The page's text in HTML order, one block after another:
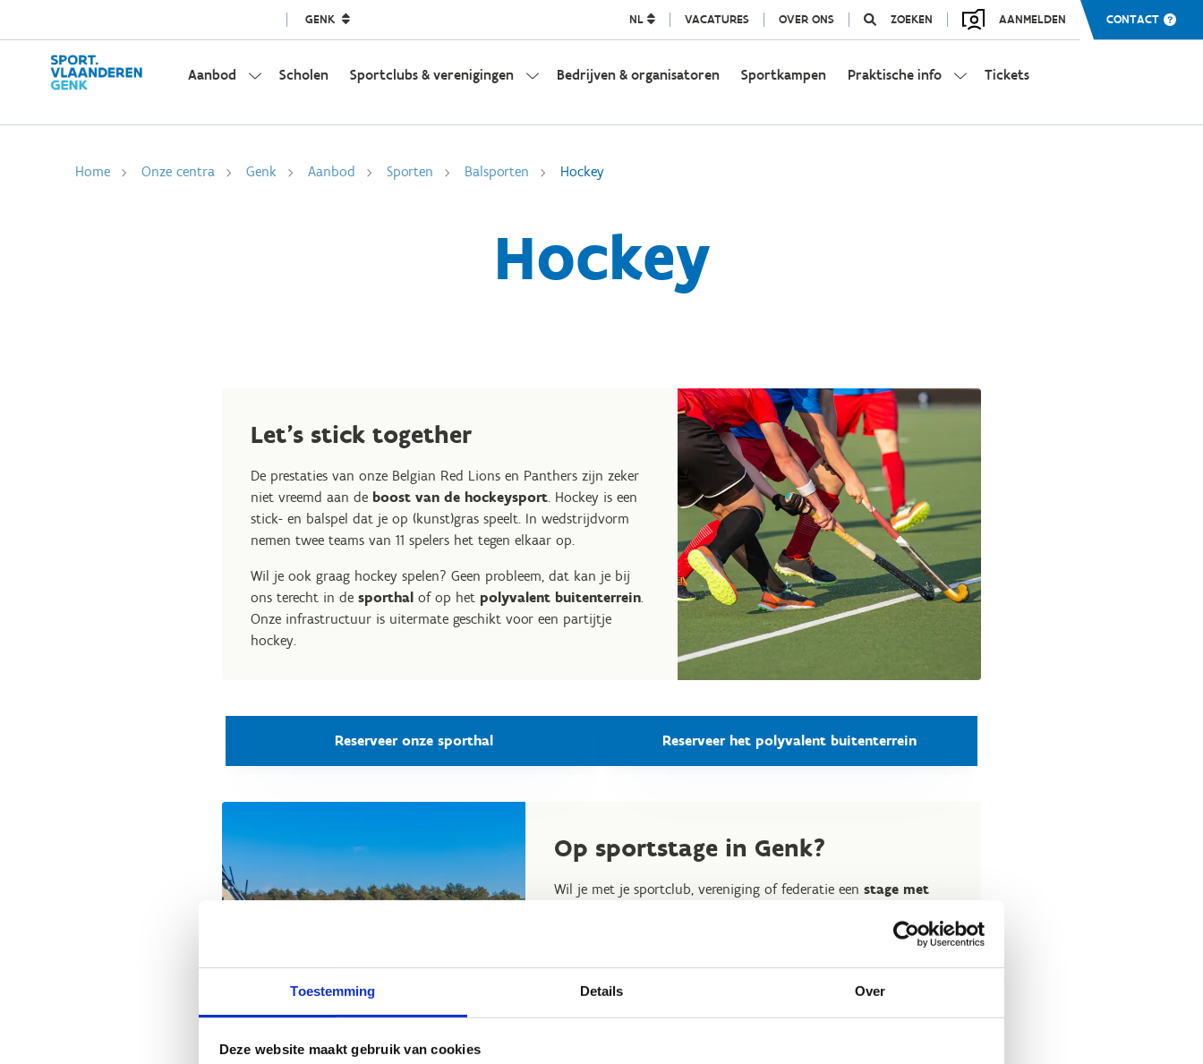
Toestemming Details Over
Deze website maakt gebruik van cookies
GENK NL VACATURES OVER ONS ZOEKEN AANMELDEN CONTACT
Aanbod Scholen Sportclubs & verenigingen Bedrijven & organisatoren Sportkampen Praktische info Tickets
Home Onze centra Genk Aanbod Sporten Balsporten Hockey
Hockey
Let’s stick together
De prestaties van onze Belgian Red Lions en Panthers zijn zeker
niet vreemd aan de boost van de hockeysport. Hockey is een
stick- en balspel dat je op (kunst)gras speelt. In wedstrijdvorm
nemen twee teams van 11 spelers het tegen elkaar op.
Wil je ook graag hockey spelen? Geen probleem, dat kan je bij
ons terecht in de sporthal of op het polyvalent buitenterrein.
Onze infrastructuur is uitermate geschikt voor een partijtje
hockey.
Reserveer onze sporthal Reserveer het polyvalent buitenterrein
Op sportstage in Genk?
Wil je met je sportclub, vereniging of federatie eenstage met
centrum kan je niet alleen tal van sporten beoefenen, maar ook
comfortabel overnachten. We beschikken over slaapgelegenheid